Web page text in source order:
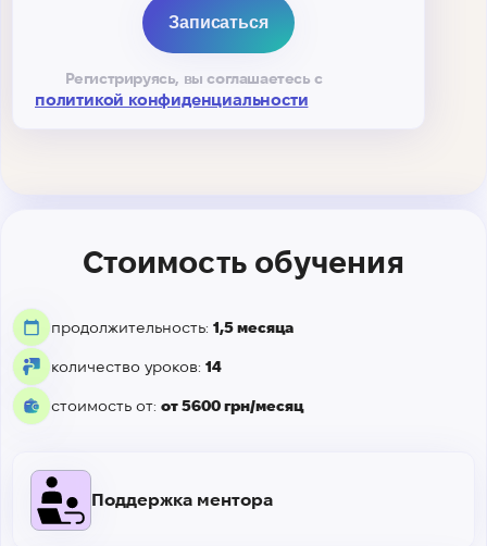
Регистрируясь, вы соглашаетесь с
политикой конфиденциальности
Стоимость обучения
продолжительность: 1,5 месяца
количество уроков: 14
стоимость от: от 5600 грн/месяц
Поддержка ментора